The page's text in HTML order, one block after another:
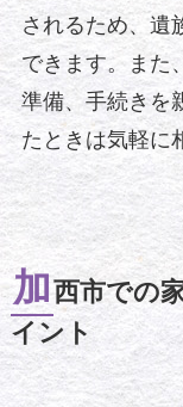
されるため、遺
できます。また
準備、手続きを
たときは気軽に
加西市での
イント